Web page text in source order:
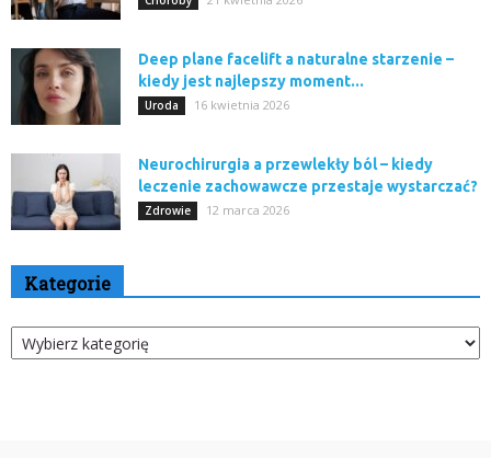
Deep plane facelift a naturalne starzenie –
kiedy jest najlepszy moment...
Uroda 16 kwietnia 2026
Neurochirurgia a przewlekły ból – kiedy
leczenie zachowawcze przestaje wystarczać?
Zdrowie 12 marca 2026
Kategorie
Kategorie